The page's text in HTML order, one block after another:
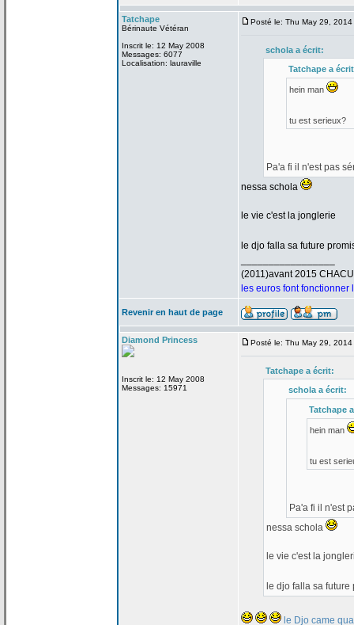
Tatchape
Bérinaute Vétéran
Inscrit le: 12 May 2008
Messages: 6077
Localisation: lauraville
Posté le: Thu May 29, 2014
schola a écrit:
Tatchape a
hein man
tu est serieux?
Pa'a fi il n'est pas
nessa schola
le vie c'est la jonglerie
le djo falla sa future
(2011)avant 2015
les euros font fonctionner
Revenir en haut de page
Diamond Princess
Inscrit le: 12 May 2008
Messages: 15971
Posté le: Thu May 29,
Tatchape a écrit:
schola aécrit:
Tatchape a
hein man
tu est
Pa'afi il n'est
nessa schola
le vie c'est la
le djo falla sa
le Djo came